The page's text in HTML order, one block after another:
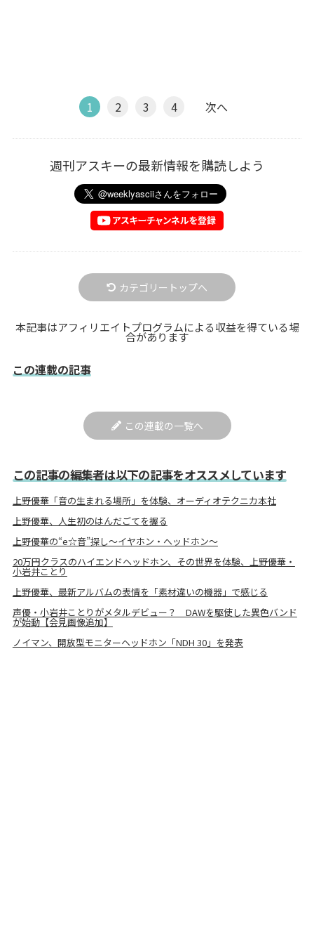
1 2 3 4 次へ
週刊アスキーの最新情報を購読しよう
カテゴリートップへ
本記事はアフィリエイトプログラムによる収益を得ている場
合があります
この連載の記事
この連載の一覧へ
この記事の編集者は以下の記事をオススメしています
上野優華「音の生まれる場所」を体験、オーディオテクニカ本社
上野優華、人生初のはんだごてを握る
上野優華の“e☆音”探し〜イヤホン・へッドホン〜
20万円クラスのハイエンドヘッドホン、その世界を体験、上野優華・
小岩井ことり
上野優華、最新アルバムの表情を「素材違いの機器」で感じる
声優・小岩井ことりがメタルデビュー？ DAWを駆使した異色バンド
が始動【会見画像追加】
ノイマン、開放型モニターヘッドホン「NDH 30」を発表